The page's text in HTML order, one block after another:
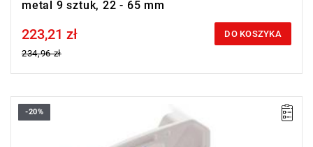
metal 9 sztuk, 22 - 65 mm
Price tax included
223,21 zł
234,96 zł
DO KOSZYKA
Wyprzedaż z magazynu. Pozostały 4 sztuki w promocji.
• Zakres zestawu: 16 - 51 mm
-20%